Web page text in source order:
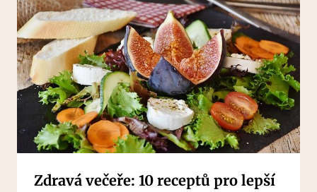
Zdravá večeře: 10 receptů pro lepší